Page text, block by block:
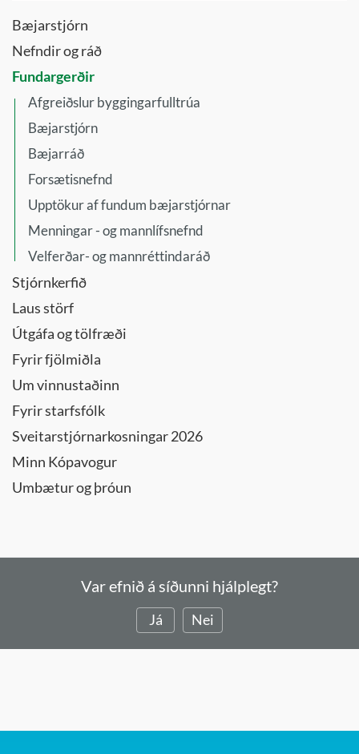
Bæjarstjórn
Nefndir og ráð
Fundargerðir
Afgreiðslur byggingarfulltrúa
Bæjarstjórn
Bæjarráð
Forsætisnefnd
Upptökur af fundum bæjarstjórnar
Menningar - og mannlífsnefnd
Velferðar- og mannréttindaráð
Stjórnkerfið
Laus störf
Útgáfa og tölfræði
Fyrir fjölmiðla
Um vinnustaðinn
Fyrir starfsfólk
Sveitarstjórnarkosningar 2026
Minn Kópavogur
Umbætur og þróun
Var efnið á síðunni hjálplegt?
Já Nei